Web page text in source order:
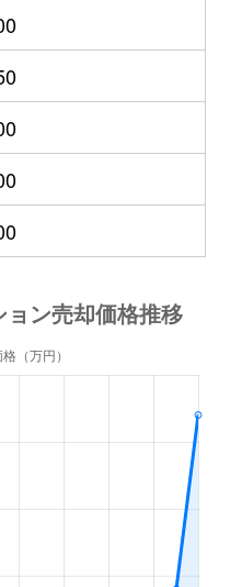
熊本
熊本
上熊本(ＪＲ・熊本電
上熊本(ＪＲ・熊本電
上熊本(ＪＲ・熊本電
上熊本(ＪＲ・熊本電